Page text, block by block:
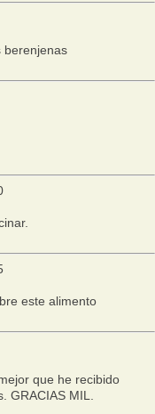
berenjenas
este alimento
que he recibido
MIL.